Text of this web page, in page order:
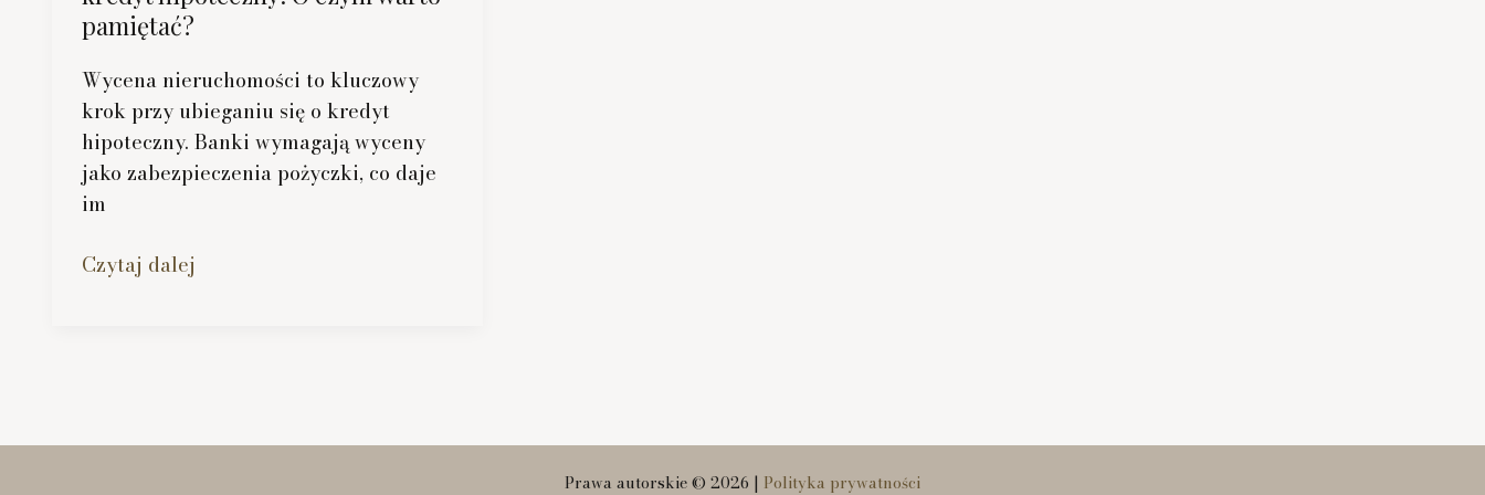
pamiętać?
Wycena nieruchomości to kluczowy
krok przy ubieganiu się o kredyt
hipoteczny. Banki wymagają wyceny
jako zabezpieczenia pożyczki, co daje
im
Wycena
czym
Czytaj dalej
Prawa autorskie © 2026 | Polityka prywatności